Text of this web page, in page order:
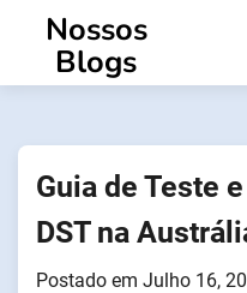
SaltarNossos
Blogs
Sobre Nós
Guia de Teste
DST na
Postado em Julho 16,